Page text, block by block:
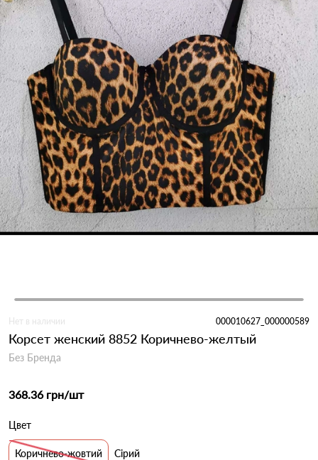
Нет в наличии 000010627_000000589
Корсет женский 8852 Коричнево-желтый
Без Бренда
368.36 грн/шт
Цвет
Коричнево-жовтий Сірий